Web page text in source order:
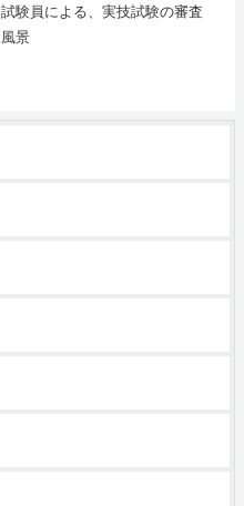
試験員による、実技試験の審査
風景